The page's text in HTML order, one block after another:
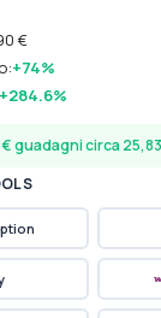
€
+74%
+284.6%
guadagni circa